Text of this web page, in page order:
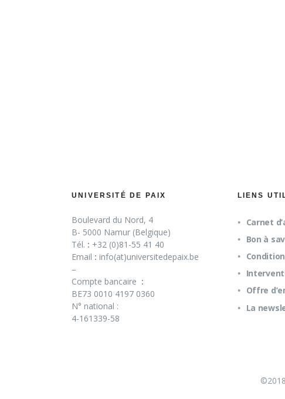
UNIVERSITÉ DE PAIX
Boulevard du Nord, 4
B- 5000 Namur (Belgique)
Tél. : +32 (0)81-55 41 40
Email : info(at)universitedepaix.be
–
Compte bancaire :
BE73 0010 4197 0360
N° national :
4-161339-58
LIENS
Carnet
Bon à
Offre
La